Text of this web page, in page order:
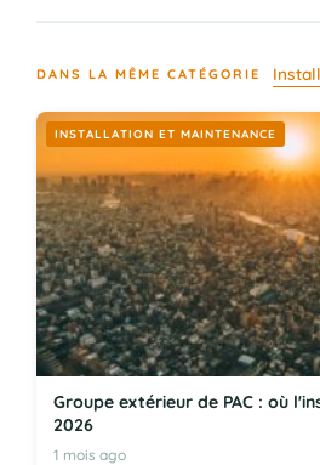
DANS LA MÊME CATÉGORIE
INSTALLATION ET MAINTENANCE
Groupe extérieur de PAC : où
2026
1 mois ago